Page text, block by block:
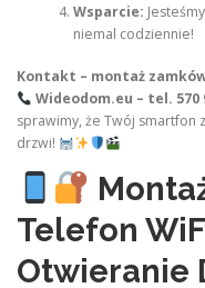
Wsparcie:
niemal codziennie!
Kontakt – montaż
Wideodom.eu – tel. 570
sprawimy, że Twój smartfon
drzwi!
Telefon
Otwieranie